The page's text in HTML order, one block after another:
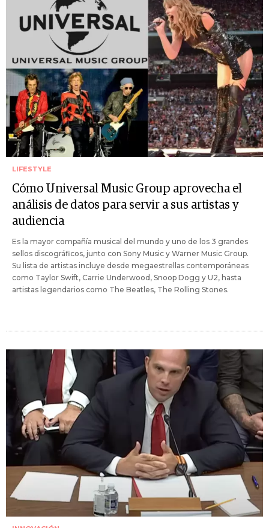
LIFESTYLE
Cómo Universal Music Group aprovecha el
análisis de datos para servir a sus artistas y
audiencia
Es la mayor compañía musical del mundo y uno de los 3 grandes
sellos discográficos, junto con Sony Music y Warner Music Group.
Su lista de artistas incluye desde megaestrellas contemporáneas
como Taylor Swift, Carrie Underwood, Snoop Dogg y U2, hasta
artistas legendarios como The Beatles, The Rolling Stones.